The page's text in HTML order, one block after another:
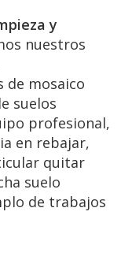
y
nuestros
de mosaico
suelos
profesional,
en rebajar,
quitar
suelo
de trabajos